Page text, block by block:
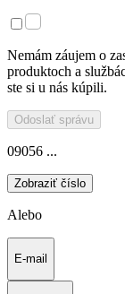
Nemám záujem o
produktoch a
ste si u nás kúpili.
Odoslať správu
09056 ...
Zobraziť číslo
Alebo
E-mail